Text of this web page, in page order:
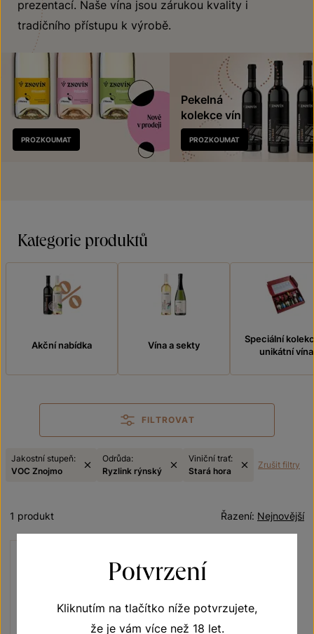
prezentací. Naše vína jsou zárukou kvality i
tradičního přístupu k výrobě.
Nově
v prodeji
PROZKOUMAT
Pekelná
kolekce vín
PROZKOUMAT
Kategorie produktů
Akční nabídka Vína a sekty
Speciální
unikátní vína
FILTROVAT
Jakostní stupeň:
VOC Znojmo
Odrůda:
Ryzlink rýnský
Viniční trať:
Stará hora
Zrušit filtry
Nejnovější
Řazení:
1 produkt
Potvrzení
Kliknutím na tlačítko níže potvrzujete,
že je vám více než 18 let.